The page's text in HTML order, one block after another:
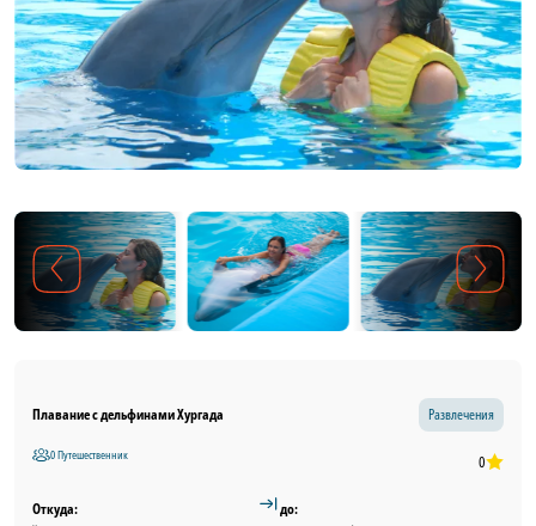
Плавание с дельфинами Хургада Развлечения
0 Путешественник 0
Откуда: до: